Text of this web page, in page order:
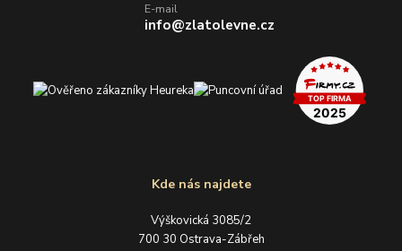
Kde nás najdete
Výškovická 3085/2
700 30 Ostrava-Zábřeh
E-mail
info@zlatolevne.cz